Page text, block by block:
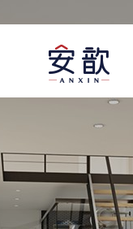
职位申请